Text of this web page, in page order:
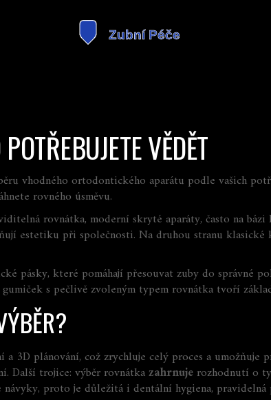
VĚDĚT
vhodného ortodontického aparátu podle vašich
rovného úsměvu.
rovnátka, moderní skryté aparáty, často na
estetiku při společnosti. Na druhou stranu
pásky, které pomáhají přesouvat zuby do správné
s pečlivě zvoleným typem rovnátka tvoří
3D plánování, což zrychluje celý proces a umožňuje
Další trojice: výběr rovnátkazahrnuje rozhodnutí o
proto je důležitá i dentální hygiena, pravidelná